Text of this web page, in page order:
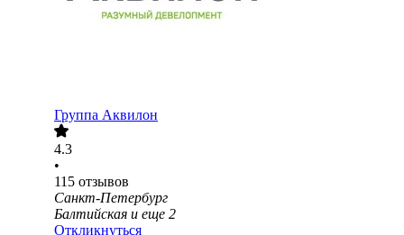
Группа Аквилон
4.3
•
115 отзывов
Санкт-Петербург
Балтийская и еще 2
Откликнуться